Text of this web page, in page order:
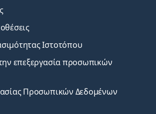
Ιστοτόπου
επεξεργασία προσωπικών
Προσωπικών Δεδομένων